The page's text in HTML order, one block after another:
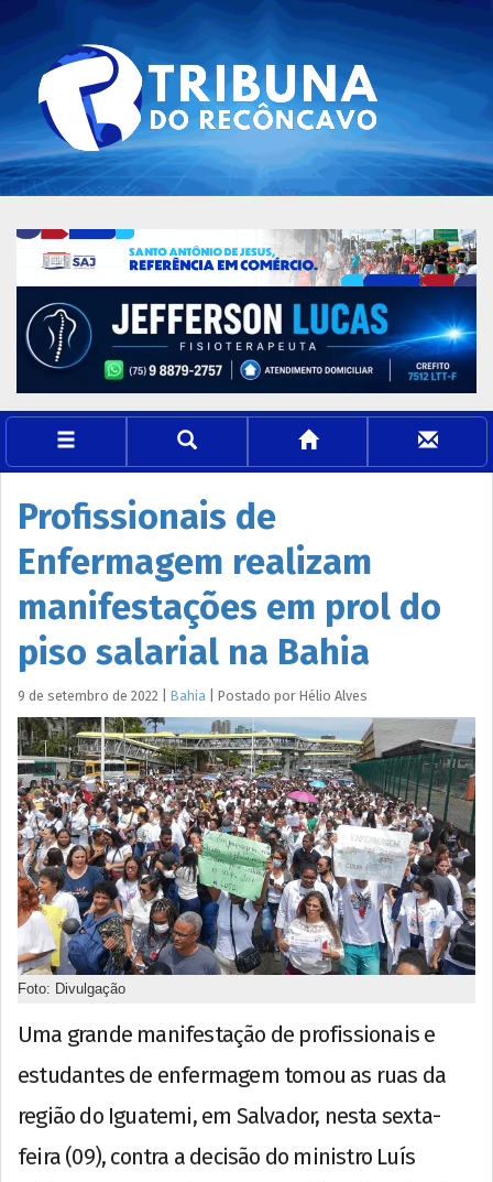
Profissionais de
Enfermagem realizam
manifestações em prol do
piso salarial na Bahia
9 de setembro de 2022 Bahia Postado por Hélio Alves
Foto: Divulgação
Uma grande manifestação de profissionais e
estudantes de enfermagem tomou as ruas da
região do Iguatemi, em Salvador, nesta sexta-
feira (09), contra a decisão do ministro Luís